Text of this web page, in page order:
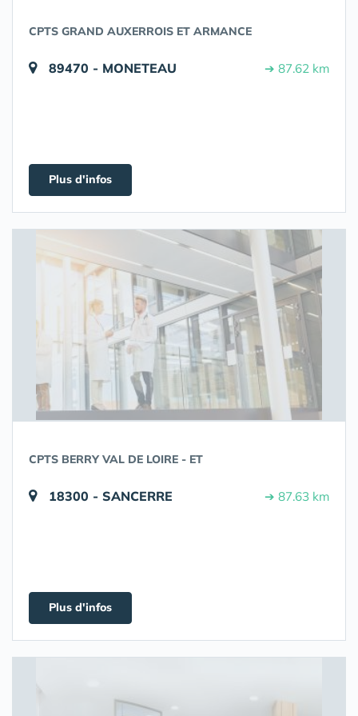
CPTS GRAND AUXERROIS ET ARMANCE
89470 - MONETEAU ➔ 87.62 km
Plus d'infos
CPTS BERRY VAL DE LOIRE - ET
18300 - SANCERRE ➔ 87.63 km
Plus d'infos